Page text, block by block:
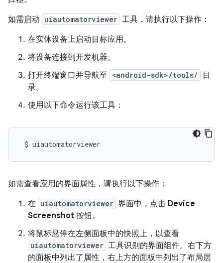
如需启动 uiautomatorviewer 工具，请执行以下操作：
在实体设备上启动目标应用。
将设备连接到开发机器。
打开终端窗口并导航至 <android-sdk>/tools/
目
录。
使用以下命令运行该工具：
如需查看应用的界面属性，请执行以下操作：
在 uiautomatorviewer 界面中，点击 Device
Screenshot 按钮。
将鼠标悬停在左侧面板中的快照上，以查看
uiautomatorviewer 工具识别的界面组件。右下方
的面板中列出了属性，右上方的面板中列出了布局层